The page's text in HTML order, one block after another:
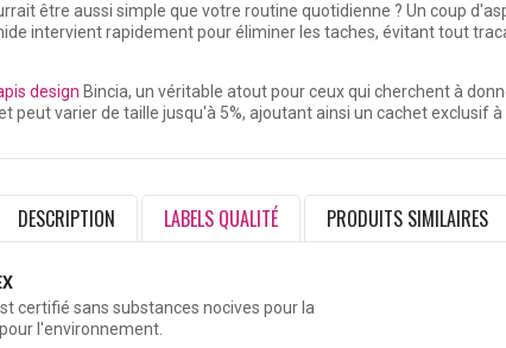
être aussi simple que votre routine quotidienne ? Un coup
intervient rapidement pour éliminer les taches, évitant tout
design Bincia, un véritable atout pour ceux qui cherchent à
peut varier de taille jusqu'à 5%, ajoutant ainsi un cachet exclusif à
DESCRIPTION LABELS QUALITÉ PRODUITS SIMILAIRES
certifié sans substances nocives pour la
l'environnement.